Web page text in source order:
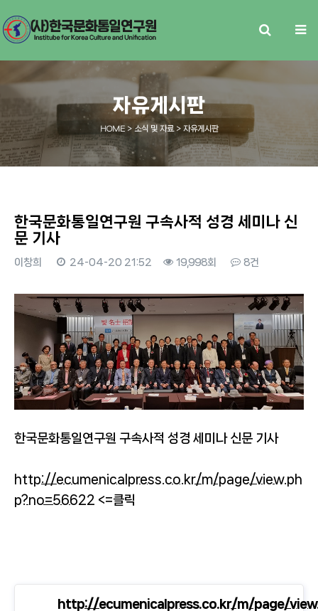
자유게시판
HOME> 소식 및 자료 > 자유게시판
한국문화통일연구원 구속사적 성경 세미나 신
문 기사
이창희 24-04-20 21:52 19,998회 8건
본문
한국문화통일연구원 구속사적 성경 세미나 신문 기사
http://ecumenicalpress.co.kr/m/page/view.ph
p?no=56622 <=클릭
http://ecumenicalpress.co.kr/m/page/